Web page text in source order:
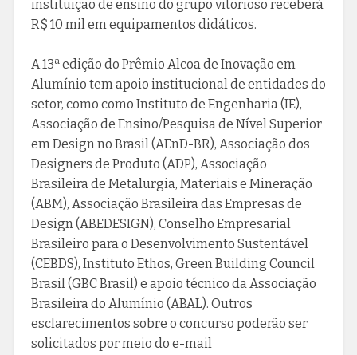
instituição de ensino do grupo vitorioso receberá
R$ 10 mil em equipamentos didáticos.
A 13ª edição do Prêmio Alcoa de Inovação em
Alumínio tem apoio institucional de entidades do
setor, como como Instituto de Engenharia (IE),
Associação de Ensino/Pesquisa de Nível Superior
em Design no Brasil (AEnD-BR), Associação dos
Designers de Produto (ADP), Associação
Brasileira de Metalurgia, Materiais e Mineração
(ABM), Associação Brasileira das Empresas de
Design (ABEDESIGN), Conselho Empresarial
Brasileiro para o Desenvolvimento Sustentável
(CEBDS), Instituto Ethos, Green Building Council
Brasil (GBC Brasil) e apoio técnico da Associação
Brasileira do Alumínio (ABAL). Outros
esclarecimentos sobre o concurso poderão ser
solicitados por meio do e-mail